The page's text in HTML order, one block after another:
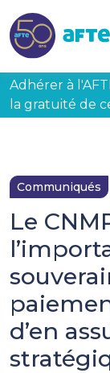
Adhérer à
la gratuité de
Communiqués
Le
d’en